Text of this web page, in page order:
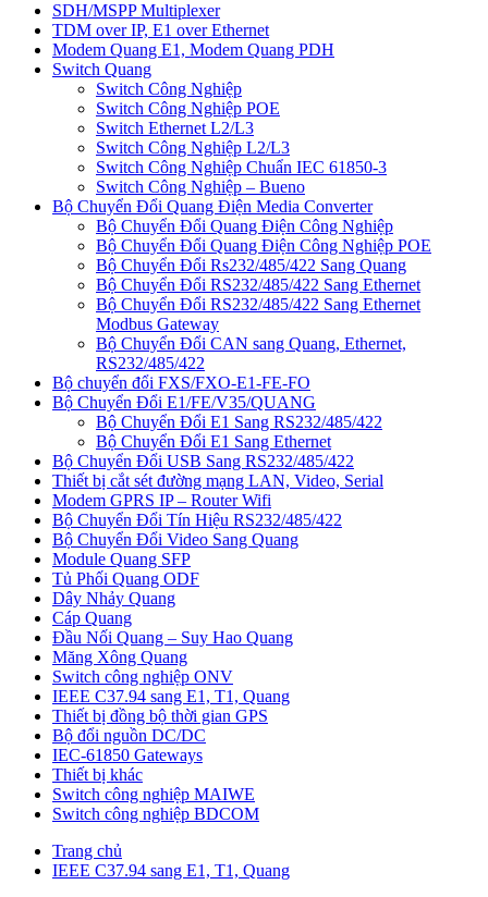
SDH/MSPP Multiplexer
TDM over IP, E1 over Ethernet
Modem Quang E1, Modem Quang PDH
Switch Quang
Switch Công Nghiệp
Switch Công Nghiệp POE
Switch Ethernet L2/L3
Switch Công Nghiệp L2/L3
Switch Công Nghiệp Chuẩn IEC 61850-3
Switch Công Nghiệp – Bueno
Bộ Chuyển Đổi Quang Điện Media Converter
Bộ Chuyển Đổi Quang Điện Công Nghiệp
Bộ Chuyển Đổi Quang Điện Công Nghiệp POE
Bộ Chuyển Đổi Rs232/485/422 Sang Quang
Bộ Chuyển Đổi RS232/485/422 Sang Ethernet
Bộ Chuyển Đổi RS232/485/422 Sang Ethernet
Modbus Gateway
Bộ Chuyển Đổi CAN sang Quang, Ethernet,
RS232/485/422
Bộ chuyển đổi FXS/FXO-E1-FE-FO
Bộ Chuyển Đổi E1/FE/V35/QUANG
Bộ Chuyển Đổi E1 Sang RS232/485/422
Bộ Chuyển Đổi E1 Sang Ethernet
Bộ Chuyển Đổi USB Sang RS232/485/422
Thiết bị cắt sét đường mạng LAN, Video, Serial
Modem GPRS IP – Router Wifi
Bộ Chuyển Đổi Tín Hiệu RS232/485/422
Bộ Chuyển Đổi Video Sang Quang
Module Quang SFP
Tủ Phối Quang ODF
Dây Nhảy Quang
Cáp Quang
Đầu Nối Quang – Suy Hao Quang
Măng Xông Quang
Switch công nghiệp ONV
IEEE C37.94 sang E1, T1, Quang
Thiết bị đồng bộ thời gian GPS
Bộ đổi nguồn DC/DC
IEC-61850 Gateways
Thiết bị khác
Switch công nghiệp MAIWE
Switch công nghiệp BDCOM
Trang chủ
IEEE C37.94 sang E1, T1, Quang